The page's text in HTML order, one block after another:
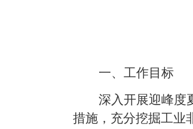
一、工作目标
深入开展迎峰度
措施，充分挖掘工业